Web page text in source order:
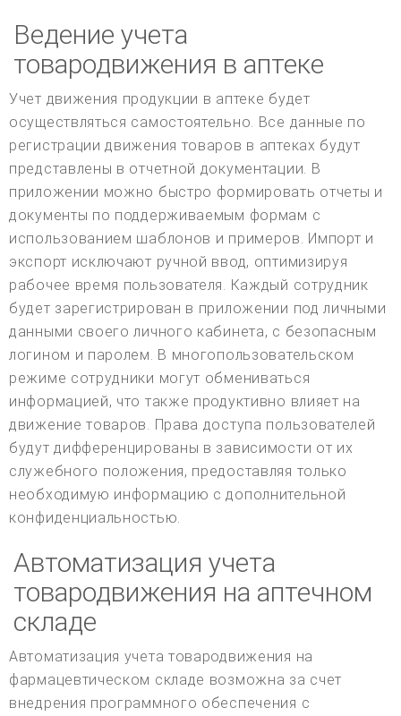
Ведение учета
товародвижения в аптеке
Учет движения продукции в аптеке будет
осуществляться самостоятельно. Все данные по
регистрации движения товаров в аптеках будут
представлены в отчетной документации. В
приложении можно быстро формировать отчеты и
документы по поддерживаемым формам с
использованием шаблонов и примеров. Импорт и
экспорт исключают ручной ввод, оптимизируя
рабочее время пользователя. Каждый сотрудник
будет зарегистрирован в приложении под личными
данными своего личного кабинета, с безопасным
логином и паролем. В многопользовательском
режиме сотрудники могут обмениваться
информацией, что также продуктивно влияет на
движение товаров. Права доступа пользователей
будут дифференцированы в зависимости от их
служебного положения, предоставляя только
необходимую информацию с дополнительной
конфиденциальностью.
Автоматизация учета
товародвижения на аптечном
складе
Автоматизация учета товародвижения на
фармацевтическом складе возможна за счет
внедрения программного обеспечения с